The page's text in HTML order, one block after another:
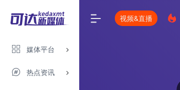
媒体平台
热点资讯
视频&直播